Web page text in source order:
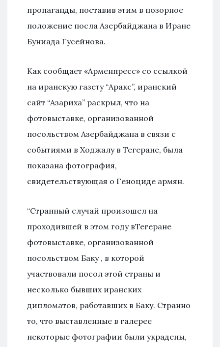
пропаганды, поставив этим в позорное
положение посла Азербайджана в Иране
Буниада Гусейнова.
Как сообщает «Арменпресс» со ссылкой
на иранскую газету “Аракс”, иранский
сайт “Азариха” раскрыл, что на
фотовыставке, организованной
посольством Азербайджана в связи с
событиями в Ходжалу в Тегеране, была
показана фотография,
свидетельствующая о Геноциде армян.
“Странный случай произошел на
проходившей в этом году вТегеране
фотовыставке, организованной
посольством Баку , в которой
участвовали посол этой страны и
несколько бывших иранских
дипломатов, работавших в Баку. Странно
то, что выставленные в галерее
некоторые фотографии были украдены,